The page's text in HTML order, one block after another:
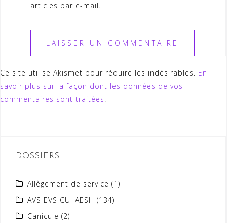
articles par e-mail.
Ce site utilise Akismet pour réduire les indésirables. En
savoir plus sur la façon dont les données de vos
commentaires sont traitées.
DOSSIERS
Allègement de service (1)
AVS EVS CUI AESH (134)
Canicule (2)